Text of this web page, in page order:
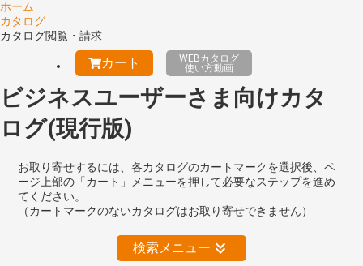
ホーム
カタログ
カタログ閲覧・請求
カート
WEBカタログ
使い方動画
ビジネスユーザーさま向けカタ
ログ(現行版)
お取り寄せするには、各カタログのカートマークを選択後、ペ
ージ上部の「カート」メニューを押して必要なステップを進め
てください。
（カートマークのないカタログはお取り寄せできません）
検索メニュー